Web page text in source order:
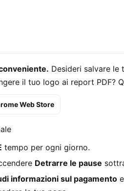
Desideri salvare le
il tuo logo ai report PDF?
Web Store
tempo per ogni giorno.
Detrarre le pause
informazioni sul pagamento